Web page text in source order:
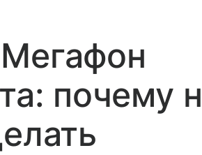
почему